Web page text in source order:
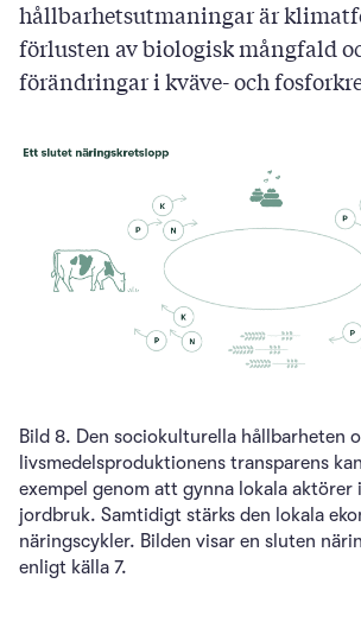
hållbarhetsutmaningar är
förlusten av biologisk mångfald
förändringar i kväve- och
Bild 8. Den sociokulturella hållbarheten
livsmedelsproduktionens transparens
exempel genom att gynna lokala
jordbruk. Samtidigt stärks den lokala
näringscykler. Bilden visar en sluten
enligt källa 7.